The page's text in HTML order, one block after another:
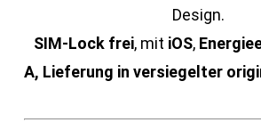
Design.
SIM-Lock frei, mit iOS,
A, Lieferung in versiegelter